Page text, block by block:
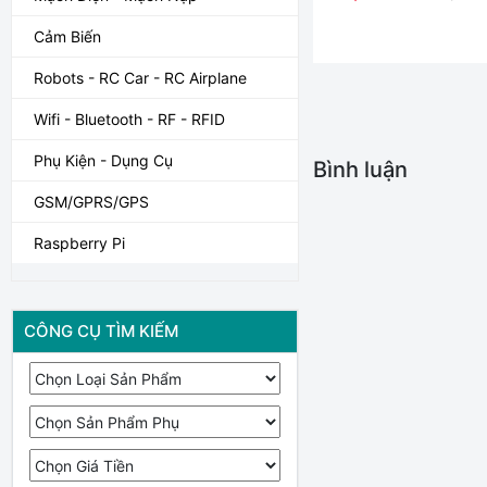
Bình luận
Cảm Biến
Robots - RC Car - RC Airplane
Wifi - Bluetooth - RF - RFID
Phụ Kiện - Dụng Cụ
GSM/GPRS/GPS
Raspberry Pi
CÔNG CỤ TÌM KIẾM